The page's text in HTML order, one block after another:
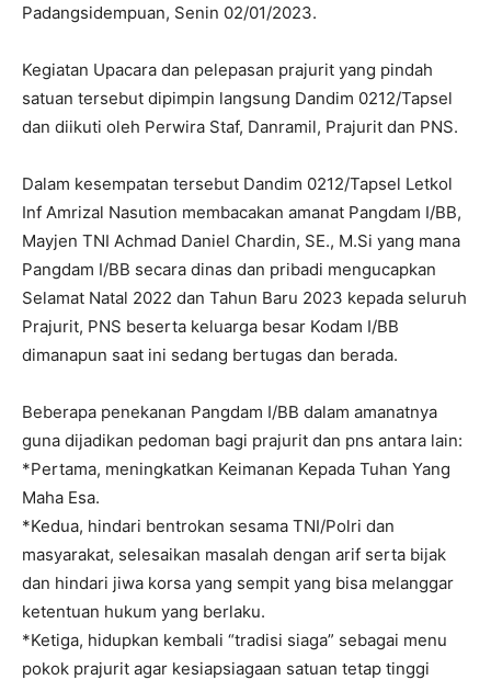
Padangsidempuan, Senin 02/01/2023.
Kegiatan Upacara dan pelepasan prajurit yang pindah
satuan tersebut dipimpin langsung Dandim 0212/Tapsel
dan diikuti oleh Perwira Staf, Danramil, Prajurit dan PNS.
Dalam kesempatan tersebut Dandim 0212/Tapsel Letkol
Inf Amrizal Nasution membacakan amanat Pangdam I/BB,
Mayjen TNI Achmad Daniel Chardin, SE., M.Si yang mana
Pangdam I/BB secara dinas dan pribadi mengucapkan
Selamat Natal 2022 dan Tahun Baru 2023 kepada seluruh
Prajurit, PNS beserta keluarga besar Kodam I/BB
dimanapun saat ini sedang bertugas dan berada.
Beberapa penekanan Pangdam I/BB dalam amanatnya
guna dijadikan pedoman bagi prajurit dan pns antara lain:
*Pertama, meningkatkan Keimanan Kepada Tuhan Yang
Maha Esa.
*Kedua, hindari bentrokan sesama TNI/Polri dan
masyarakat, selesaikan masalah dengan arif serta bijak
dan hindari jiwa korsa yang sempit yang bisa melanggar
ketentuan hukum yang berlaku.
*Ketiga, hidupkan kembali “tradisi siaga” sebagai menu
pokok prajurit agar kesiapsiagaan satuan tetap tinggi